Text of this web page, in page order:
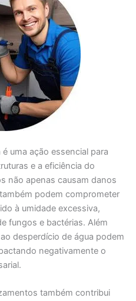
uma ação essencial para
e a eficiência do
não apenas causam danos
podem comprometer
à umidade excessiva,
fungos e bactérias. Além
desperdício de água podem
negativamente o
também contribui